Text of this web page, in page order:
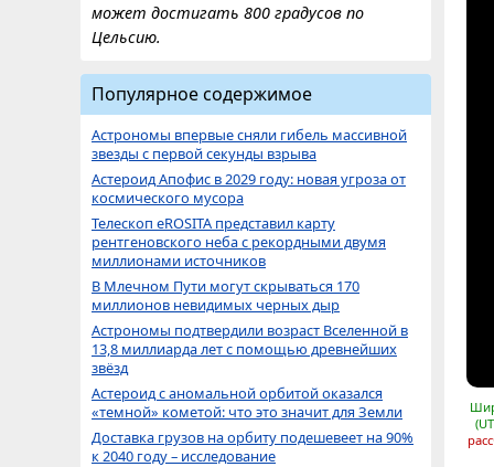
может достигать 800 градусов по
Цельсию.
Популярное содержимое
Астрономы впервые сняли гибель массивной
звезды с первой секунды взрыва
Астероид Апофис в 2029 году: новая угроза от
космического мусора
Телескоп eROSITA представил карту
рентгеновского неба с рекордными двумя
миллионами источников
В Млечном Пути могут скрываться 170
миллионов невидимых черных дыр
Астрономы подтвердили возраст Вселенной в
13,8 миллиарда лет с помощью древнейших
звёзд
Астероид с аномальной орбитой оказался
«темной» кометой: что это значит для Земли
Доставка грузов на орбиту подешевеет на 90%
к 2040 году – исследование